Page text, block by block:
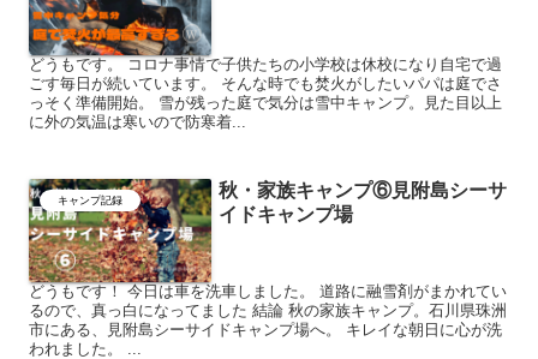
どうもです。 コロナ事情で子供たちの小学校は休校になり自宅で過
ごす毎日が続いています。 そんな時でも焚火がしたいパパは庭でさ
っそく準備開始。 雪が残った庭で気分は雪中キャンプ。見た目以上
に外の気温は寒いので防寒着...
キャンプ記録
秋・家族キャンプ⑥見附島シーサ
イドキャンプ場
どうもです！ 今日は車を洗車しました。 道路に融雪剤がまかれてい
るので、真っ白になってました 結論 秋の家族キャンプ。石川県珠洲
市にある、見附島シーサイドキャンプ場へ。 キレイな朝日に心が洗
われました。 ...